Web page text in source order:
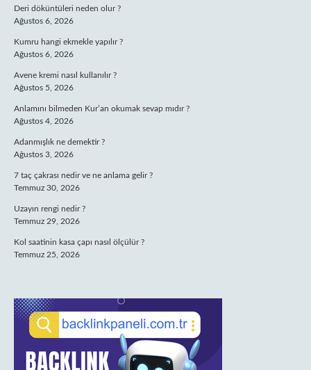
Deri döküntüleri neden olur ?
Ağustos 6, 2026
Kumru hangi ekmekle yapılır ?
Ağustos 6, 2026
Avene kremi nasıl kullanılır ?
Ağustos 5, 2026
Anlamını bilmeden Kur’an okumak sevap mıdır ?
Ağustos 4, 2026
Adanmışlık ne demektir ?
Ağustos 3, 2026
7 taç çakrası nedir ve ne anlama gelir ?
Temmuz 30, 2026
Uzayın rengi nedir ?
Temmuz 29, 2026
Kol saatinin kasa çapı nasıl ölçülür ?
Temmuz 25, 2026